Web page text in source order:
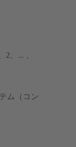
2、... 、
ム（コン